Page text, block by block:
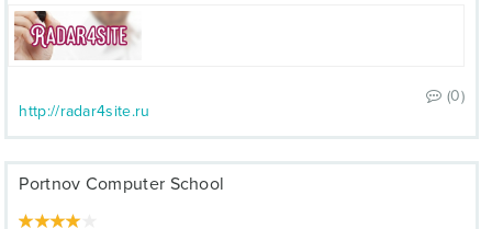
(0)
http://radar4site.ru
Portnov Computer School